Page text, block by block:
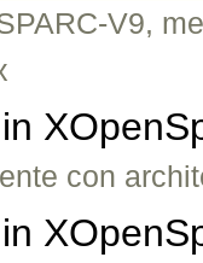
V9,
con